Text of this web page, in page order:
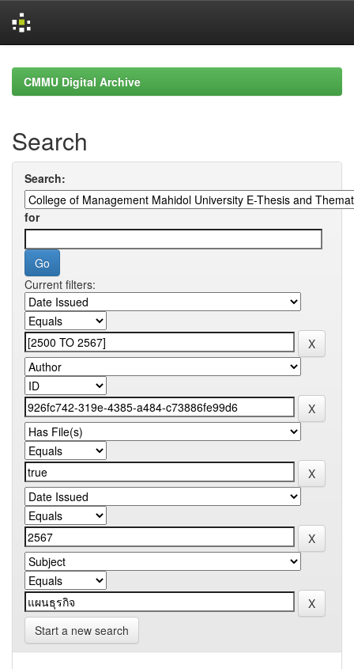
navigationCMMU Digital Archive
Search
Search:
for
Current filters:
Start a new search